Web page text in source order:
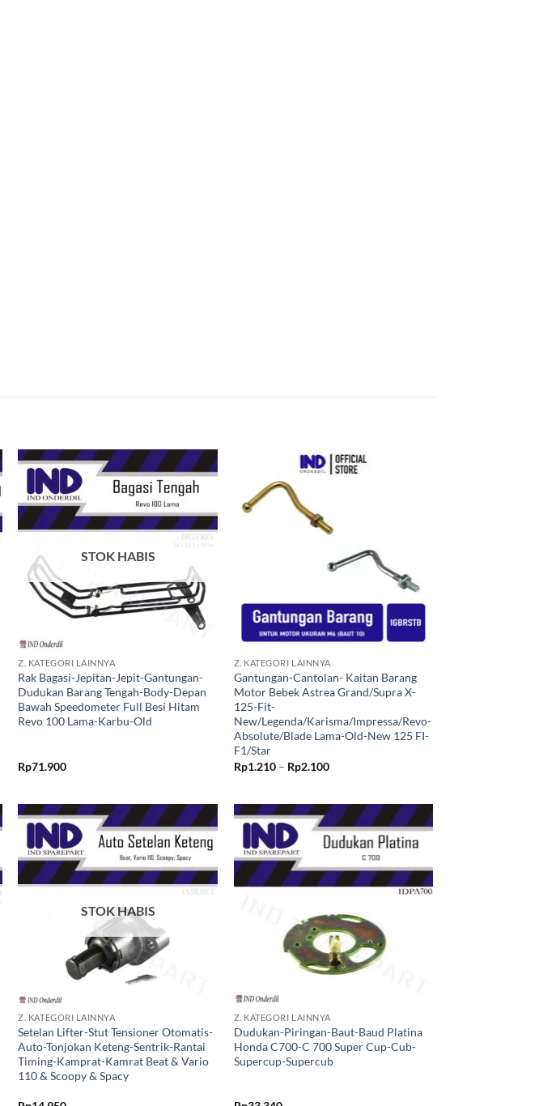
Tambahkan
ke Wishlist
STOK HABIS
Z. KATEGORI LAINNYA
Rak Bagasi-Jepitan-Jepit-Gantungan-
Dudukan Barang Tengah-Body-Depan
Bawah Speedometer Full Besi Hitam
Revo 100 Lama-Karbu-Old
Rp71.900
Z. KATEGORI LAINNYA
Gantungan-Cantolan- Kaitan Barang
Motor Bebek Astrea Grand/Supra X-
125-Fit-
New/Legenda/Karisma/Impressa/Revo-
Absolute/Blade Lama-Old-New 125 FI-
F1/Star
Rp1.210 – Rp2.100Rentang
Rp2.100
Tambahkan
ke Wishlist
STOK HABIS
Z. KATEGORI LAINNYA
Setelan Lifter-Stut Tensioner Otomatis-
Auto-Tonjokan Keteng-Sentrik-Rantai
Timing-Kamprat-Kamrat Beat & Vario
110 & Scoopy & Spacy
Tambahkan
ke Wishlist
Z. KATEGORI LAINNYA
Dudukan-Piringan-Baut-Baud Platina
Honda C700-C 700 Super Cup-Cub-
Supercup-Supercub